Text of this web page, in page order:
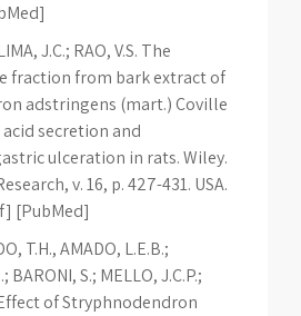
J.C.; RAO, V.S. The
fraction from bark extract of
adstringens (mart.) Coville
secretion and
ulceration in rats. Wiley.
v. 16, p. 427-431. USA.
[PubMed]
T.H., AMADO, L.E.B.;
BARONI, S.; MELLO, J.C.P.;
Effect of Stryphnodendron